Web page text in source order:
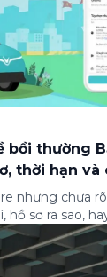
bồi thường
thời hạn
nhưng chưa
sơ ra sao,
Bài viết này
quy trình bồi